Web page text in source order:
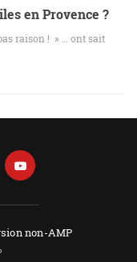
en Provence ?
raison ! » … ont sait
non-AMP